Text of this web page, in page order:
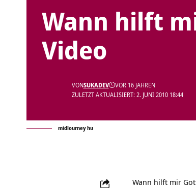
Wann hilft
Video
ZULETZT AKTUALISIERT: 2. JUNI 2010 18:44
VONSUKADEV VOR 16 JAHREN
midlourney hu
Wann hilft mir